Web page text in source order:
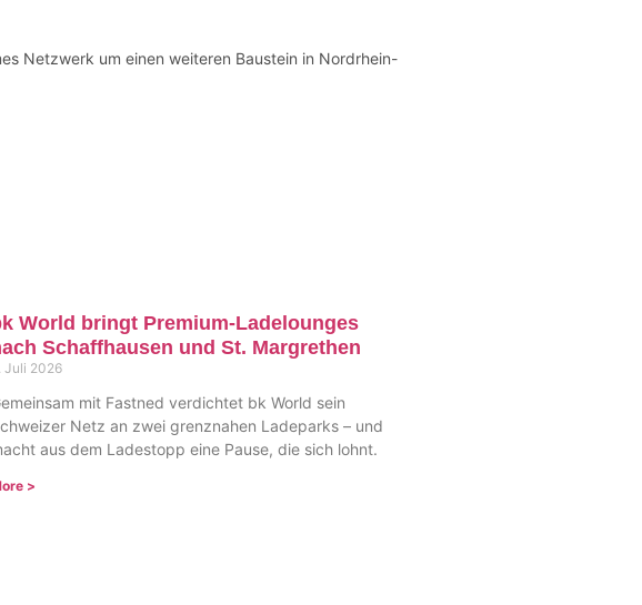
Netzwerk um einen weiteren Baustein in Nordrhein-
World bringt Premium-Ladelounges
Schaffhausen und St. Margrethen
Juli 2026
mit Fastned verdichtet bk World sein
Netz an zwei grenznahen Ladeparks – und
aus dem Ladestopp eine Pause, die sich lohnt.
>